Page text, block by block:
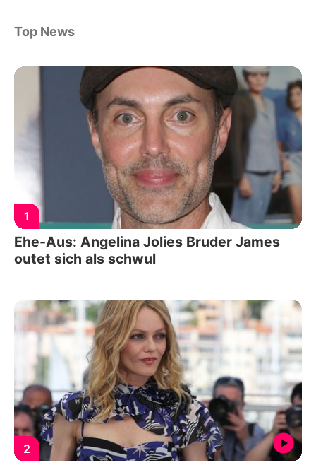
Top News
1
Ehe-Aus: Angelina Jolies Bruder James
outet sich als schwul
2